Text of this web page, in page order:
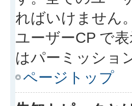
ればいけません
ユーザーCP で
はパーミッショ
ページトップ